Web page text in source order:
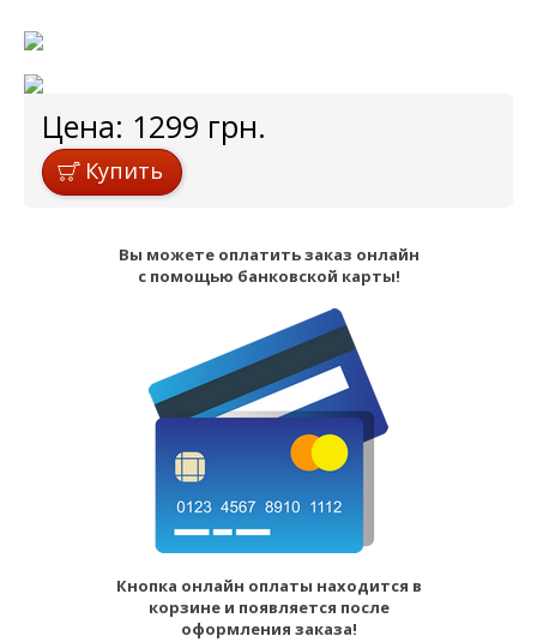
Цена: 1299 грн.
Купить
Вы можете оплатить заказ онлайн
с помощью банковской карты!
Кнопка онлайн оплаты находится в
корзине и появляется после
оформления заказа!